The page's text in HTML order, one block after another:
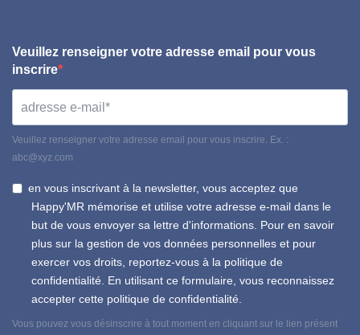
Veuillez renseigner votre adresse email pour vous
inscrire
Veuillez renseigner votre adresse email pour vous inscrire. Ex. :
abc@xyz.com
en vous inscrivant à la newsletter, vous acceptez que
Happy'MR mémorise et utilise votre adresse e-mail dans le
but de vous envoyer sa lettre d'informations. Pour en savoir
plus sur la gestion de vos données personnelles et pour
exercer vos droits, reportez-vous à la politique de
confidentialité. En utilisant ce formulaire, vous reconnaissez
accepter cette politique de confidentialité.
Vous pouvez vous désinscrire à tout moment en cliquant sur le lien présent